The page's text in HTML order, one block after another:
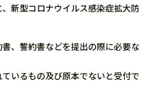
新型コロナウイルス感染症拡大防
、誓約書などを提出の際に必要な
いるもの及び原本でないと受付で